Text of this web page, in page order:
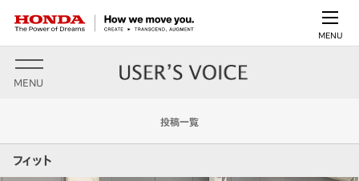
MENU
MENU
投稿一覧
フィット